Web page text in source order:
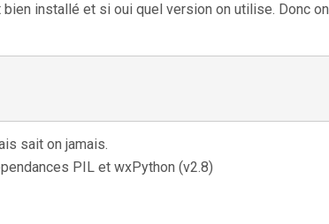
installé et si oui quel version on utilise. Donc on
sait on jamais.
PIL et wxPython (v2.8)